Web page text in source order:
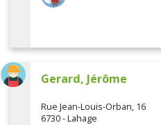
Gerard, Jérôme
Rue Jean-Louis-Orban, 16
6730 - Lahage